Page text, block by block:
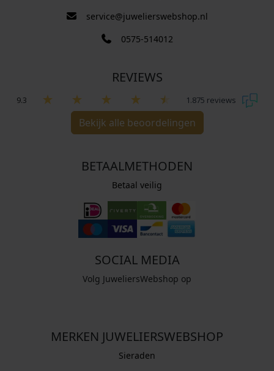
service@juwelierswebshop.nl
0575-514012
REVIEWS
9.3 1.875 reviews
Bekijk alle beoordelingen
BETAALMETHODEN
Betaal veilig
SOCIAL MEDIA
Volg JuweliersWebshop op
MERKEN JUWELIERSWEBSHOP
Sieraden